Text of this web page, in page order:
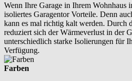
Wenn Ihre Garage in Ihrem Wohnhaus
isoliertes Garagentor Vorteile. Denn
kann es mal richtig kalt werden. Durch
reduziert sich der Wärmeverlust in der
unterschiedlich starke Isolierungen für
Verfügung.
Farben